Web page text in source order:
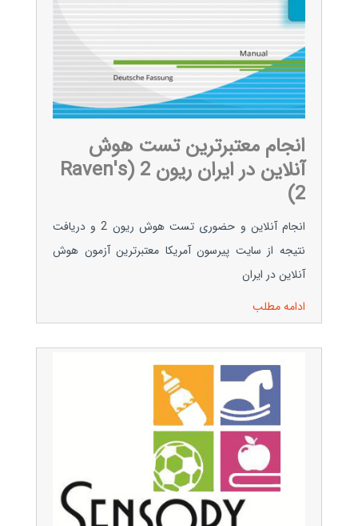
انجام معتبرترین تست هوش
آنلاین در ایران ریون 2 (Raven's
2)
انجام آنلاین و حضوری تست هوش ریون 2 و دریافت
نتیجه از سایت پیرسون آمریکا معتبرترین آزمون هوش
آنلاین در ایران
ادامه مطلب